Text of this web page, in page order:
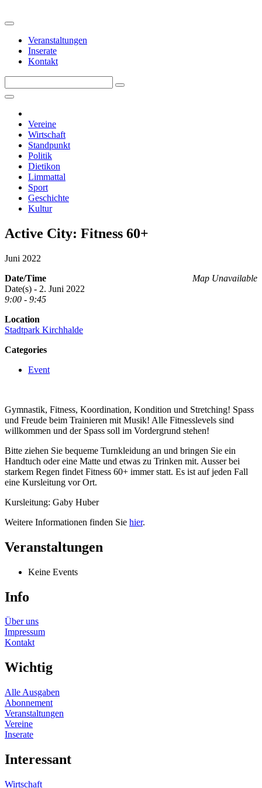
Veranstaltungen
Inserate
Kontakt
Vereine
Wirtschaft
Standpunkt
Politik
Dietikon
Limmattal
Sport
Geschichte
Kultur
Active City: Fitness 60+
Juni 2022
Map Unavailable
Date/Time
Date(s) - 2. Juni 2022
9:00 - 9:45
Location
Stadtpark Kirchhalde
Categories
Event
Gymnastik, Fitness, Koordination, Kondition und Stretching! Spass
und Freude beim Trainieren mit Musik! Alle Fitnesslevels sind
willkommen und der Spass soll im Vordergrund stehen!
Bitte ziehen Sie bequeme Turnkleidung an und bringen Sie ein
Handtuch oder eine Matte und etwas zu Trinken mit. Ausser bei
starkem Regen findet Fitness 60+ immer statt. Es ist auf jeden Fall
eine Kursleitung vor Ort.
Kursleitung: Gaby Huber
Weitere Informationen finden Sie hier.
Veranstaltungen
Keine Events
Info
Über uns
Impressum
Kontakt
Wichtig
Alle Ausgaben
Abonnement
Veranstaltungen
Vereine
Inserate
Interessant
Wirtschaft